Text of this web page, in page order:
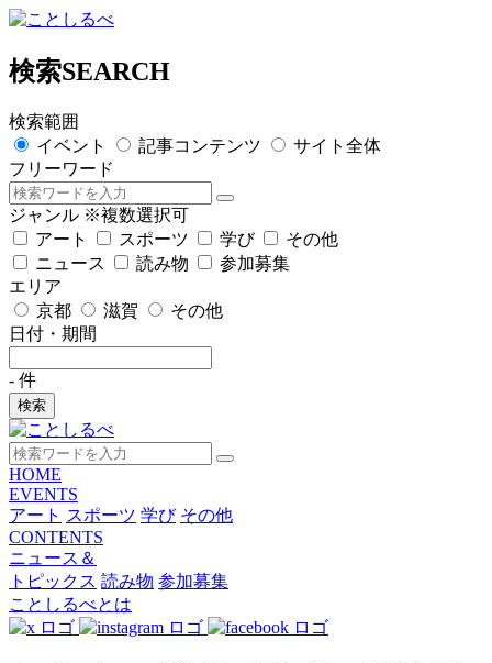
検索SEARCH
検索範囲
イベント
記事コンテンツ
サイト全体
フリーワード
ジャンル ※複数選択可
アート
スポーツ 学び
その他
ニュース
読み物
参加募集
エリア
京都
滋賀
その他
日付・期間
- 件
検索
HOME
EVENTS
アート スポーツ 学び その他
CONTENTS
ニュース＆
トピックス 読み物 参加募集
ことしるべとは